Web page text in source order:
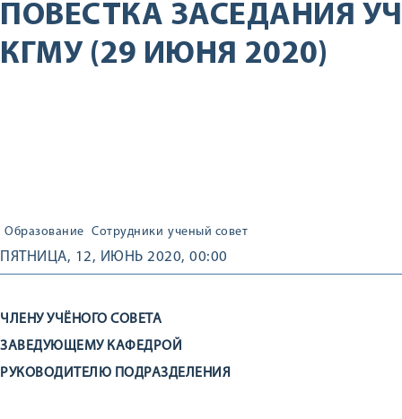
ПОВЕСТКА ЗАСЕДАНИЯ
КГМУ (29 ИЮНЯ 2020)
Образование Сотрудники ученый совет
ПЯТНИЦА, 12, ИЮНЬ 2020, 00:00
ЧЛЕНУ УЧЁНОГО СОВЕТА
ЗАВЕДУЮЩЕМУ КАФЕДРОЙ
РУКОВОДИТЕЛЮ ПОДРАЗДЕЛЕНИЯ